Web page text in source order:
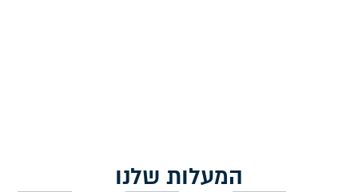
המעלות שלנו